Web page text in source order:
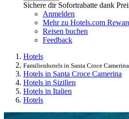
Sichere dir Sofortrabatte dank
Anmelden
Mehr zu Hotels.com
Reisen buchen
Feedback
Hotels
Familienhotels in Santa Croce Camerina
Hotels in Santa Croce Camerina
Hotels in Sizilien
Hotels in Italien
Hotels